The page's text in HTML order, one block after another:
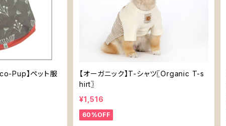
Pup】ペット服
【オーガニック】T-シャツ〖Organic T-s
hirt〗
¥1,516
60%OFF